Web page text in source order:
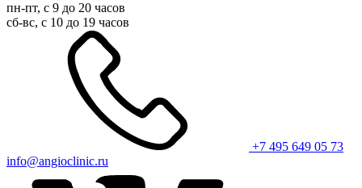
пн-пт, с 9 до 20 часов
сб-вс, с 10 до 19 часов
+7 495 649 05 73
info@angioclinic.ru